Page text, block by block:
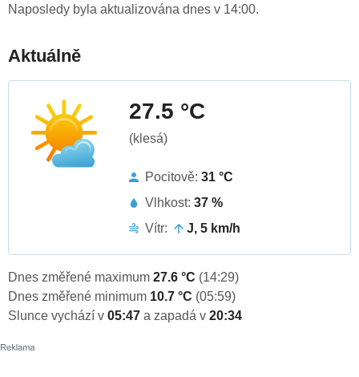
Naposledy byla aktualizována dnes v 14:00.
Aktuálně
27.5 °C
(klesá)
Pocitově: 31 °C
Vlhkost: 37 %
Vítr:
J, 5 km/h
Dnes změřené maximum 27.6 °C (14:29)
Dnes změřené minimum 10.7 °C (05:59)
Slunce vychází v 05:47 a zapadá v 20:34